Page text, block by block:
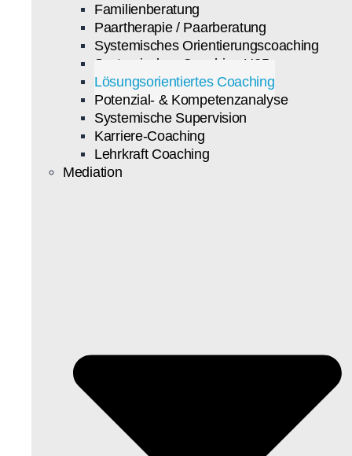
Familienberatung
Paartherapie / Paarberatung
Systemisches Orientierungscoaching
Systemisches Coaching U25
Lösungsorientiertes Coaching
Potenzial- & Kompetenzanalyse
Systemische Supervision
Karriere-Coaching
Lehrkraft Coaching
Mediation